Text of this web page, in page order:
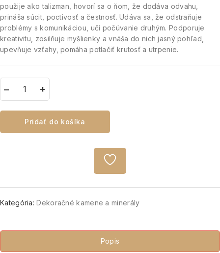
použije ako talizman, hovorí sa o ňom, že dodáva odvahu,
prináša súcit, poctivosť a čestnosť. Udáva sa, že odstraňuje
problémy s komunikáciou, učí počúvanie druhým. Podporuje
kreativitu, zosilňuje myšlienky a vnáša do nich jasný pohľad,
upevňuje vzťahy, pomáha potlačiť krutosť a utrpenie.
Pridať do košíka
Kategória:Dekoračné kamene a minerály
Popis